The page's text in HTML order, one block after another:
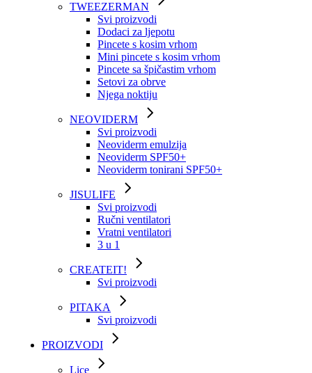
TWEEZERMAN
Svi proizvodi
Dodaci za ljepotu
Pincete s kosim vrhom
Mini pincete s kosim vrhom
Pincete sa špičastim vrhom
Setovi za obrve
Njega noktiju
NEOVIDERM
Svi proizvodi
Neoviderm emulzija
Neoviderm SPF50+
Neoviderm tonirani SPF50+
JISULIFE
Svi proizvodi
Ručni ventilatori
Vratni ventilatori
3 u 1
CREATEIT!
Svi proizvodi
PITAKA
Svi proizvodi
PROIZVODI
Lice